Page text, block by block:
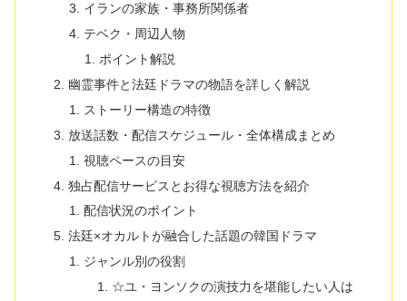
イランの家族・事務所関係者
テベク・周辺人物
ポイント解説
幽霊事件と法廷ドラマの物語を詳しく解説
ストーリー構造の特徴
放送話数・配信スケジュール・全体構成まとめ
視聴ペースの目安
独占配信サービスとお得な視聴方法を紹介
配信状況のポイント
法廷×オカルトが融合した話題の韓国ドラマ
ジャンル別の役割
☆ユ・ヨンソクの演技力を堪能したい人は